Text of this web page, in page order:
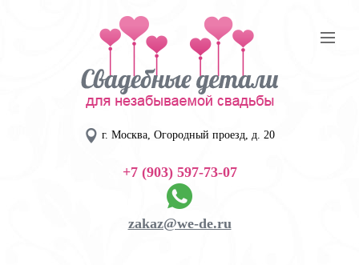
г. Москва, Огородный проезд, д. 20
+7 (903) 597-73-07
zakaz@we-de.ru